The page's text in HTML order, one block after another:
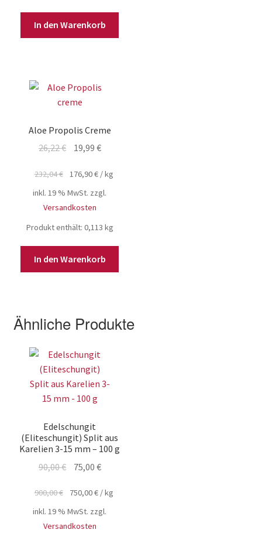
In den Warenkorb
Aloe Propolis Creme
26,22€ Ursprünglicher
war:
26,22 €
19,99 €Aktueller
ist:
19,99 €.
232,04€ 176,90€ /kg
inkl. 19 % MwSt. zzgl.
Versandkosten
Produkt enthält: 0,113 kg
In den Warenkorb
Ähnliche Produkte
Edelschungit
(Eliteschungit) Split aus
Karelien 3-15 mm – 100 g
90,00€ Ursprünglicher
war:
90,00 €
75,00 €Aktueller
ist:
75,00 €.
900,00€ 750,00€ /kg
inkl. 19 % MwSt. zzgl.
Versandkosten